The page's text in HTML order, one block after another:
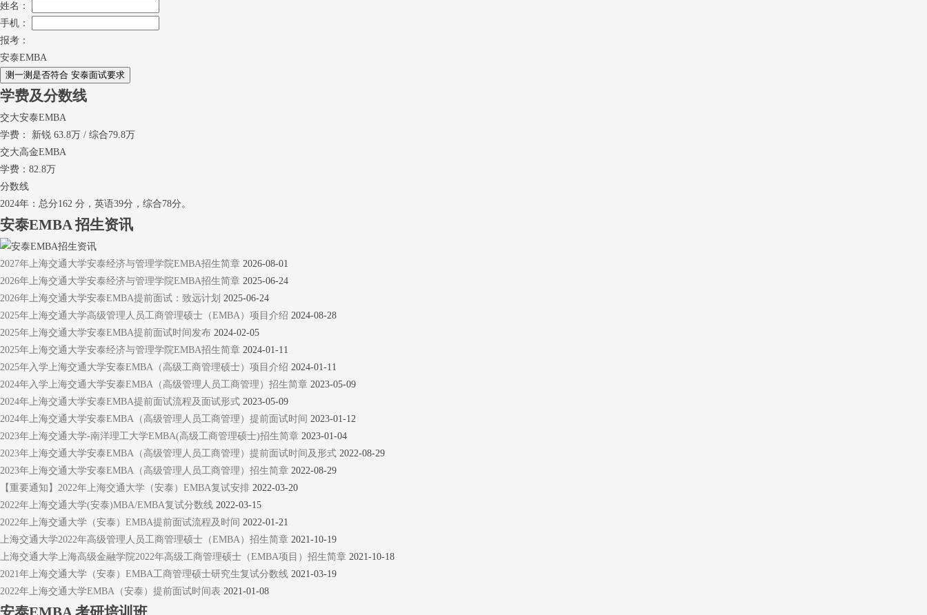
姓名：
手机：
报考：
安泰EMBA
学费及分数线
交大安泰EMBA
学费： 新锐 63.8万 / 综合79.8万
交大高金EMBA
学费：82.8万
分数线
2024年：总分162 分，英语39分，综合78分。
安泰EMBA招生资讯
2027年上海交通大学安泰经济与管理学院EMBA招生简章 2026-08-01
2026年上海交通大学安泰经济与管理学院EMBA招生简章 2025-06-24
2026年上海交通大学安泰EMBA提前面试：致远计划 2025-06-24
2025年上海交通大学高级管理人员工商管理硕士（EMBA）项目介绍 2024-08-28
2025年上海交通大学安泰EMBA提前面试时间发布 2024-02-05
2025年上海交通大学安泰经济与管理学院EMBA招生简章 2024-01-11
2025年入学上海交通大学安泰EMBA（高级工商管理硕士）项目介绍 2024-01-11
2024年入学上海交通大学安泰EMBA（高级管理人员工商管理）招生简章 2023-05-09
2024年上海交通大学安泰EMBA提前面试流程及面试形式 2023-05-09
2024年上海交通大学安泰EMBA（高级管理人员工商管理）提前面试时间 2023-01-12
2023年上海交通大学-南洋理工大学EMBA(高级工商管理硕士)招生简章 2023-01-04
2023年上海交通大学安泰EMBA（高级管理人员工商管理）提前面试时间及形式 2022-08-29
2023年上海交通大学安泰EMBA（高级管理人员工商管理）招生简章 2022-08-29
【重要通知】2022年上海交通大学（安泰）EMBA复试安排 2022-03-20
2022年上海交通大学(安泰)MBA/EMBA复试分数线 2022-03-15
2022年上海交通大学（安泰）EMBA提前面试流程及时间 2022-01-21
上海交通大学2022年高级管理人员工商管理硕士（EMBA）招生简章 2021-10-19
上海交通大学上海高级金融学院2022年高级工商管理硕士（EMBA项目）招生简章 2021-10-18
2021年上海交通大学（安泰）EMBA工商管理硕士研究生复试分数线 2021-03-19
2022年上海交通大学EMBA（安泰）提前面试时间表 2021-01-08